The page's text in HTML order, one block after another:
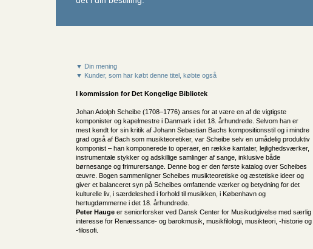
▼ Din mening
▼ Kunder, som har købt denne titel, købte også
I kommission forDet Kongelige Bibliotek
Johan Adolph Scheibe (1708–1776) anses for at være en af de vigtigste
komponister og kapelmestre i Danmark i det 18. århundrede. Selvom han er
mest kendt for sin kritik af Johann Sebastian Bachs kompositionsstil og i mindre
grad også af Bach som musikteoretiker, var Scheibe selv en umådelig produktiv
komponist – han komponerede to operaer, en række kantater, lejlighedsværker,
instrumentale stykker og adskillige samlinger af sange, inklusive både
børnesange og frimurersange. Denne bog er den første katalog over Scheibes
œuvre. Bogen sammenligner Scheibes musikteoretiske og æstetiske ideer og
giver et balanceret syn på Scheibes omfattende værker og betydning for det
kulturelle liv, i særdeleshed i forhold til musikken, i København og
hertugdømmerne i det 18. århundrede.
Peter Hauge er seniorforsker ved Dansk Center for Musikudgivelse med særlig
interesse for Renæssance- og barokmusik, musikfilologi, musikteori, -historie og
-filosofi.